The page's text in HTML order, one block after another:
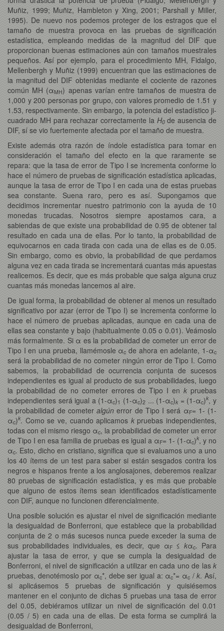
Muñiz, 1999; Muñiz, Hambleton y Xing, 2001; Parshall y Miller,
1995). De nuevo nos podemos proteger de los estragos que el
tamaño de muestra provoca en las pruebas de significación
estadística, empleando medidas de la magnitud del DIF que
proporcionan buenas estimaciones aún con tamaños muestrales
pequeños. Así por ejemplo, para el procedimiento MH, Fidalgo,
Mellenbergh y Muñiz (1999) encuentran que las estimaciones de
la magnitud del DIF obtenidas mediante el cociente de razones
común MH (αMH) apenas varían entre tamaños de muestra de
1,000 y 200 personas por grupo, con valores promedio de 1.51 y
1.53, respectivamente. Sin embargo, la potencia del estadístico ji-
cuadrado MH para rechazar correctamente la H0de ausencia de
DIF, sí se vio fuertemente afectada por el tamaño de muestra.
Existe además otra razón de índole estadística para tomar en
consideración el tamaño del efecto en la que raramente se
repara: que la tasa de error de Tipo I se incrementa conforme lo
hace el número de pruebas de significación estadística aplicadas,
aunque la tasa de error de Tipo I en cada una de estas pruebas
sea constante. Suena raro, pero es así. Supongamos que
decidimos incrementar nuestro patrimonio con la ayuda de 10
monedas trucadas. Nosotros siempre apostamos cara, a
sabiendas de que existe una probabilidad de 0.95 de obtener tal
resultado en cada una de ellas. Por lo tanto, la probabilidad de
equivocarnos en cada tirada con cada una de ellas es de 0.05.
Sin embargo, como es obvio, la probabilidad de que perdamos
alguna vez en cada tirada se incrementará cuantas más apuestas
realicemos. Es decir, que es más probable que salga alguna cruz
cuantas más monedas lancemos al aire.
De igual forma, la probabilidad de obtener al menos un resultado
significativo por azar (error de Tipo I) se incrementa conforme lo
hace el número de pruebas aplicadas, aunque en cada una de
ellas sea constante y bajo (habitualmente 0.05 o 0.01). Veámoslo
más formalmente. Si α es la probabilidad de cometer un error de
Tipo I en una prueba, llamémosle αc de ahora en adelante, 1-αc
será la probabilidad de no cometer ningún error de Tipo I. Como
sabemos, la probabilidad de ocurrencia conjunta de sucesos
independientes es igual al producto de sus probabilidades, luego
la probabilidad de no cometer errores de Tipo I enk pruebas
independientes será igual a (1-αc)1 (1-αc)2 ... (1-αc)k = (1-αc)k, y
la probabilidad de cometer algún error de Tipo I será αF= 1- (1-
αc)k. Como se ve, cuando aplicamos kpruebas independientes,
todas con el mismo riesgo αc, la probabilidad de cometer un error
de Tipo I en esa familia de pruebas es igual a αF= 1- (1-αc)k, y no
αc. Esto, dicho en cristiano, significa que si evaluamos uno a uno
los 40 ítems de un test para saber si están sesgados contra los
negros e hispanos frente a los anglosajones, deberemos realizar
80 pruebas de significación estadística, y es más que probable
que alguno de estos ítems sean identificados estadísticamente
con DIF, aunque no funcionen diferencialmente.
Una posible solución es ajustar el nivel de significación mediante
la desigualdad de Bonferroni, que establece que la probabilidad
conjunta de 2 o más sucesos nunca puede exceder la suma de
sus probabilidades individuales, es decir, que αF≤kαc. Para
ajustar la tasa de error, y que se cumpla la desigualdad de
Bonferroni, el nivel de significación a utilizar en cada uno de las k
pruebas, denotémoslo por αc*, debe ser igual a: αc*= αc /k. Así,
si aplicásemos 5 pruebas de significación y quisiésemos
mantener en el conjunto de dichas 5 pruebas una tasa de error
del 0.05, debiéramos utilizar un nivel de significación del 0.01
(0.05 / 5) en cada una de ellas. De esta forma se cumplirá la
desigualdad de Bonferroni,